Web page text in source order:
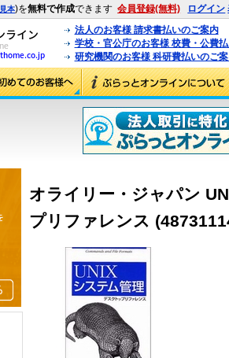
見本)を無料で作成できます 会員登録(無料) ログイン
法人のお客様 請求書払いのご案内
学校・官公庁のお客様 校費・公費
研究機関のお客様 科研費払いのご
オライリー・ジャパン
プリファレンス